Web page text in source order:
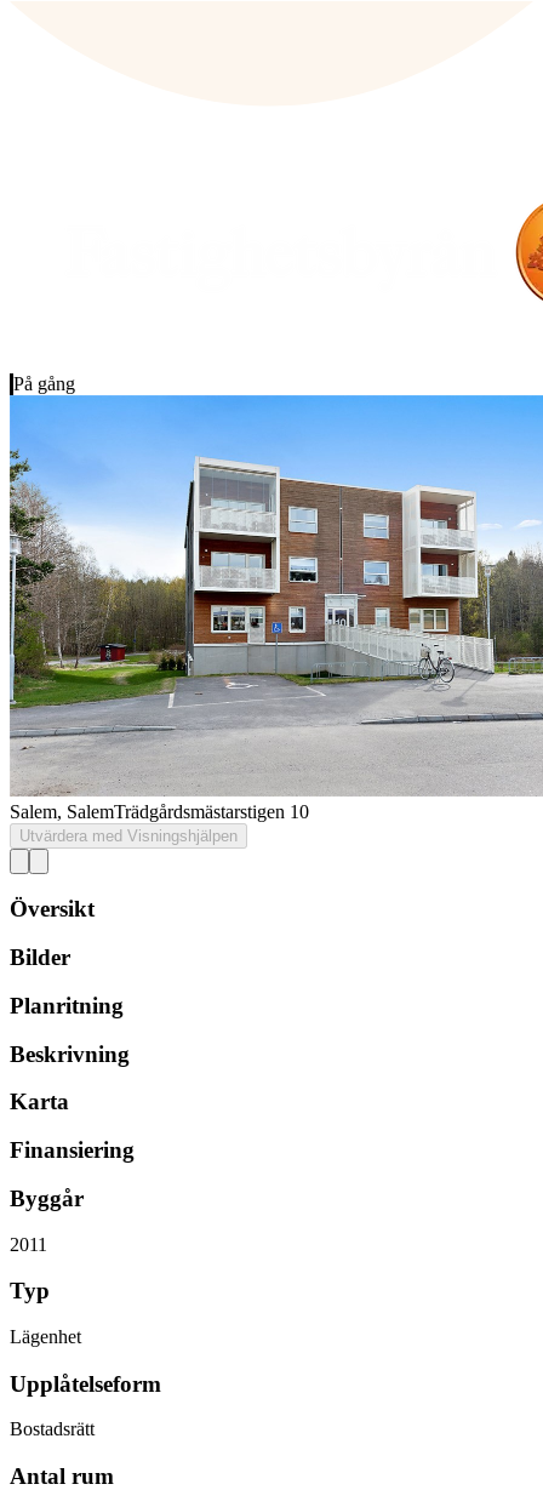
På gång
Salem, SalemTrädgårdsmästarstigen 10
Utvärdera med Visningshjälpen
Översikt
Bilder
Planritning
Beskrivning
Karta
Finansiering
Byggår
2011
Typ
Lägenhet
Upplåtelseform
Bostadsrätt
Antal rum